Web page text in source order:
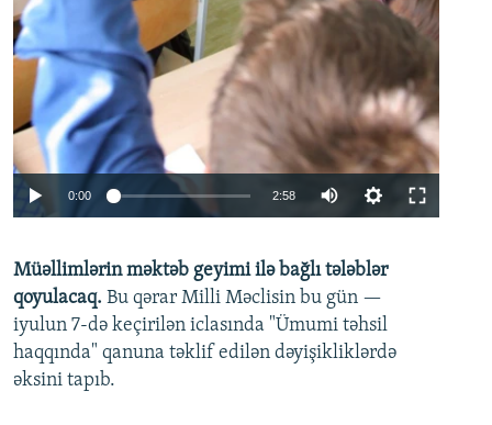
0:00 2:58
360p
480p
720p
Müəllimlərin məktəb geyimi ilə bağlı tələblər
qoyulacaq. Bu qərar Milli Məclisin bu gün —
iyulun 7-də keçirilən iclasında "Ümumi təhsil
haqqında" qanuna təklif edilən dəyişikliklərdə
əksini tapıb.